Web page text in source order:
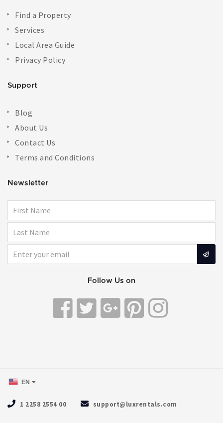
Find a Property
Services
Local Area Guide
Privacy Policy
Support
Blog
About Us
Contact Us
Terms and Conditions
Newsletter
Follow Us on
EN
1 2258 2554 00 support@luxrentals.com